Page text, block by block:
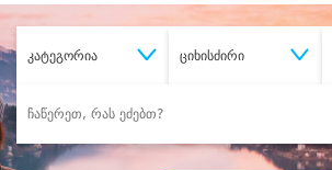
კატეგორია ციხისძირი